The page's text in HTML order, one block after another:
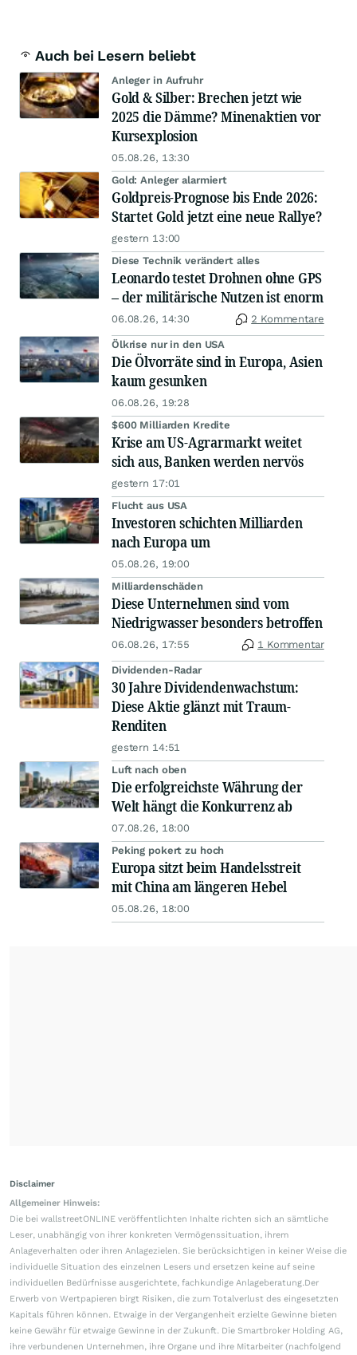
Auch bei Lesern beliebt
Anleger in Aufruhr
Gold & Silber: Brechen jetzt wie
2025 die Dämme? Minenaktien vor
Kursexplosion
05.08.26, 13:30
Gold: Anleger alarmiert
Goldpreis-Prognose bis Ende 2026:
Startet Gold jetzt eine neue Rallye?
gestern 13:00
Diese Technik verändert alles
Leonardo testet Drohnen ohne GPS
– der militärische Nutzen ist enorm
06.08.26, 14:30 2 Kommentare
Ölkrise nur in den USA
Die Ölvorräte sind in Europa, Asien
kaum gesunken
06.08.26, 19:28
$600 Milliarden Kredite
Krise am US-Agrarmarkt weitet
sich aus, Banken werden nervös
gestern 17:01
Flucht aus USA
Investoren schichten Milliarden
nach Europa um
05.08.26, 19:00
Milliardenschäden
Diese Unternehmen sind vom
Niedrigwasser besonders betroffen
06.08.26, 17:55 1 Kommentar
Dividenden-Radar
30 Jahre Dividendenwachstum:
Diese Aktie glänzt mit Traum-
Renditen
gestern 14:51
Luft nach oben
Die erfolgreichste Währung der
Welt hängt die Konkurrenz ab
07.08.26, 18:00
Peking pokert zu hoch
Europa sitzt beim Handelsstreit
mit China am längeren Hebel
05.08.26, 18:00
Disclaimer
Allgemeiner Hinweis:
Die bei wallstreetONLINE veröffentlichten Inhalte richten sich an sämtliche
Leser, unabhängig von ihrer konkreten Vermögenssituation, ihrem
Anlageverhalten oder ihren Anlagezielen. Sie berücksichtigen in keiner Weise die
individuelle Situation des einzelnen Lesers und ersetzen keine auf seine
individuellen Bedürfnisse ausgerichtete, fachkundige Anlageberatung.Der
Erwerb von Wertpapieren birgt Risiken, die zum Totalverlust des eingesetzten
Kapitals führen können. Etwaige in der Vergangenheit erzielte Gewinne bieten
keine Gewähr für etwaige Gewinne in der Zukunft. Die Smartbroker Holding AG,
ihre verbundenen Unternehmen, ihre Organe und ihre Mitarbeiter (nachfolgend